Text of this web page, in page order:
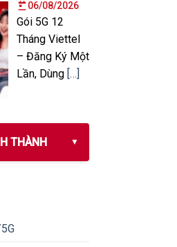
06/08/2026
Gói 5G 12
Tháng Viettel
– Đăng Ký Một
Lần, Dùng […]
THÀNH